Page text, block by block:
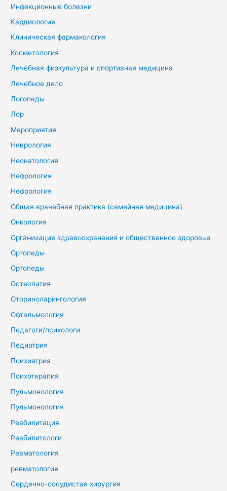
Инфекционные болезни
Кардиология
Клиническая фармакология
Косметология
Лечебная физкультура и спортивная медицина
Лечебное дело
Логопеды
Лор
Мероприятия
Неврология
Неонатология
Нефрология
Нефрология
Общая врачебная практика (семейная медицина)
Онкология
Организация здравоохранения и общественное здоровье
Ортопеды
Ортопеды
Остеопатия
Оториноларингология
Офтальмология
Педагоги/психологи
Педиатрия
Психиатрия
Психотерапия
Пульмонология
Пульмонология
Реабилитация
Реабилитологи
Ревматология
ревматология
Сердечно-сосудистая хирургия